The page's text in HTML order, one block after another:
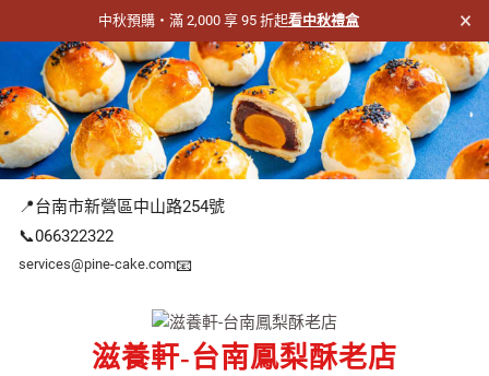
中秋預購・滿 2,000 享 95 折起看中秋禮盒 ×
主
要
內
容
📍台南市新營區中山路254號
📞066322322
📧
services@pine-cake.com
滋養軒-台南鳳梨酥老店